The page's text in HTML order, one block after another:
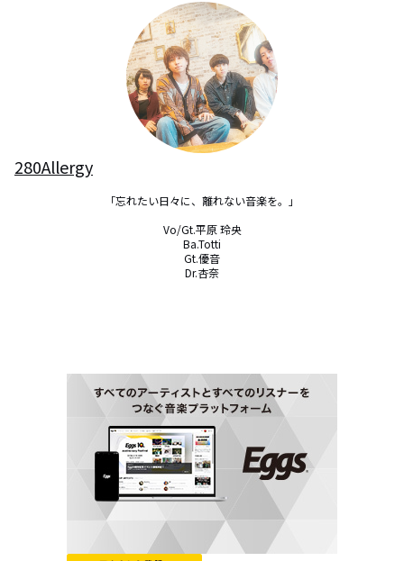
280Allergy
「忘れたい日々に、離れない音楽を。」
Vo/Gt.平原 玲央
Ba.Totti
Gt.優音
Dr.杏奈